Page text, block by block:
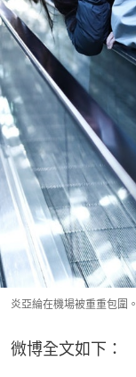
炎亞綸在機場被重重包圍
微博全文如下：